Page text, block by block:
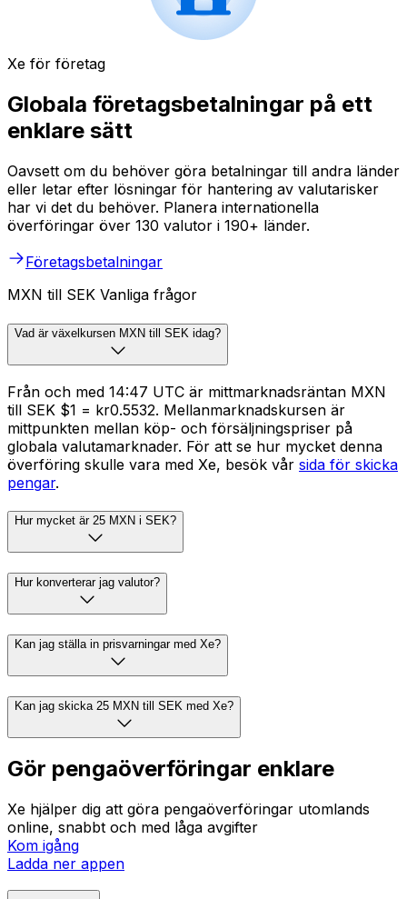
Xe för företag
Globala företagsbetalningar på ett
enklare sätt
Oavsett om du behöver göra betalningar till andra länder
eller letar efter lösningar för hantering av valutarisker
har vi det du behöver. Planera internationella
överföringar över 130 valutor i 190+ länder.
Företagsbetalningar
MXN till SEK Vanliga frågor
Vad är växelkursen MXN till SEK idag?
Från och med 14:47 UTC är mittmarknadsräntan MXN
till SEK $1 = kr0.5532. Mellanmarknadskursen är
mittpunkten mellan köp- och försäljningspriser på
globala valutamarknader. För att se hur mycket denna
överföring skulle vara med Xe, besök vår sida för skicka
pengar.
Hur mycket är 25 MXN i SEK?
Hur konverterar jag valutor?
Kan jag ställa in prisvarningar med Xe?
Kan jag skicka 25 MXN till SEK med Xe?
Gör pengaöverföringar enklare
Xe hjälper dig att göra pengaöverföringar utomlands
online, snabbt och med låga avgifter
Kom igång
Ladda ner appen